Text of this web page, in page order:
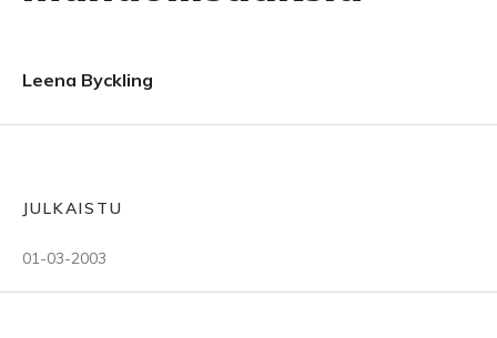
Leena Byckling
JULKAISTU
01-03-2003